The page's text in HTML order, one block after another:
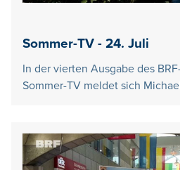
Sommer-TV - 24. Juli
In der vierten Ausgabe des
Sommer-TV meldet sich